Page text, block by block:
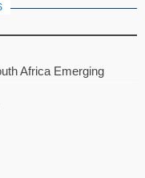
Africa Emerging